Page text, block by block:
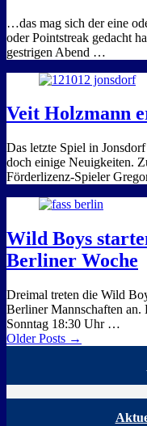
…das mag sich der eine
oder Pointstreak gedacht
gestrigen Abend …
Veit Holzmann
Das letzte Spiel in
doch einige Neuigkeiten.
Förderlizenz-Spieler
Wild Boys
Berliner Woche
Dreimal treten die Wild
Berliner Mannschaften an.
Sonntag 18:30 Uhr …
Older Posts →